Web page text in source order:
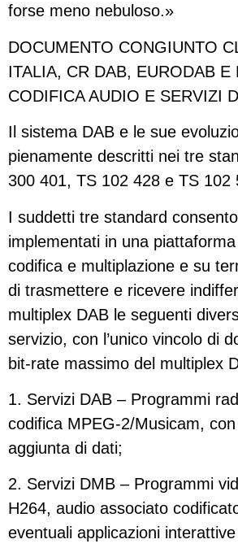
forse meno nebuloso.»
DOCUMENTO CONGIUNTO
ITALIA, CR DAB, EURODAB E
CODIFICA AUDIO E SERVIZI
Il sistema DAB e le sue
pienamente descritti nei tre
300 401, TS 102 428 e TS 102
I suddetti tre standard
implementati in una
codifica e multiplazione e su
di trasmettere e ricevere
multiplex DAB le seguenti
servizio, con l’unico vincolo di
bit-rate massimo del multiplex
1. Servizi DAB – Programmi
codifica MPEG-2/Musicam,
aggiunta di dati;
2. Servizi DMB – Programmi
H264, audio associato
eventuali applicazioni